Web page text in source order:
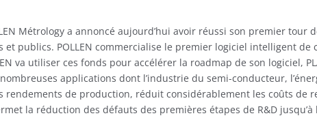
Métrology a annoncé aujourd’hui avoir réussi son premier tour
et publics. POLLEN commercialise le premier logiciel intelligent
va utiliser ces fonds pour accélérer la roadmap de son logiciel,
applications dont l’industrie du semi-conducteur,
rendements de production, réduit considérablement les coûts de
la réduction des défauts des premières étapes de R&D